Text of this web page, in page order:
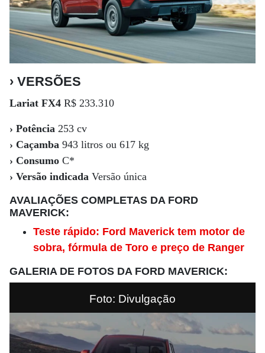
› VERSÕES
Lariat FX4 R$ 233.310
› Potência 253 cv
› Caçamba 943 litros ou 617 kg
› Consumo C*
› Versão indicada Versão única
AVALIAÇÕES COMPLETAS DA FORD
MAVERICK:
Teste rápido: Ford Maverick tem motor de
sobra, fórmula de Toro e preço de Ranger
GALERIA DE FOTOS DA FORD MAVERICK:
Foto: Divulgação